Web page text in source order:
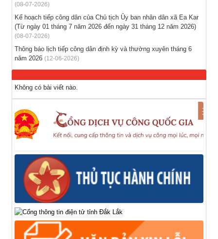
Thông báo tuyển lao động Việt Nam vào các vị trí dự kiến
tuyển dụng người lao động nước ngoài
(28-07-2026)
(08-07-2026)
Kế hoạch tiếp công dân của Chủ tịch Ủy ban nhân dân xã Ea Kar
(Từ ngày 01 tháng 7 năm 2026 đến ngày 31 tháng 12 năm 2026)
(08-07-2026)
Thông báo lịch tiếp công dân định kỳ và thường xuyên tháng 6
năm 2026 (12-06-2026)
Không có bài viết nào.